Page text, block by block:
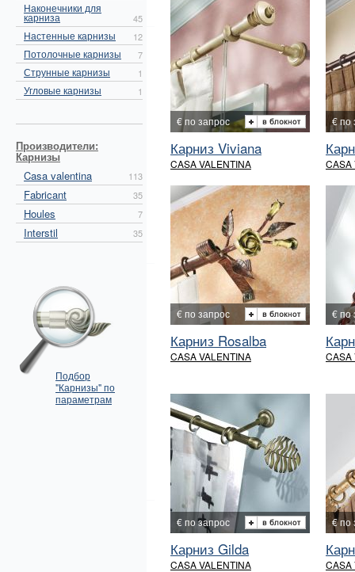
Наконечники для
карниза 45
Настенные карнизы 12
Потолочные карнизы 7
Струнные карнизы 1
Угловые карнизы 1
Производители:
Карнизы
Casa valentina
113
Fabricant 35
Houles 7
Interstil 35
Подбор
"Карнизы" по
параметрам
€ по запрос
Карниз Viviana
CASA VALENTINA
€ по
CASA
€ по запрос
Карниз Rosalba
CASA VALENTINA
€ по
CASA
€ по запрос
Карниз Gilda
CASA VALENTINA
€ по
CASA